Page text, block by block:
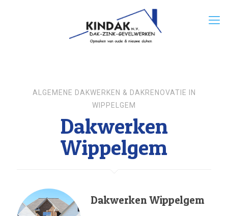
ALGEMENE DAKWERKEN & DAKRENOVATIE IN
WIPPELGEM
Dakwerken
Wippelgem
Dakwerken Wippelgem